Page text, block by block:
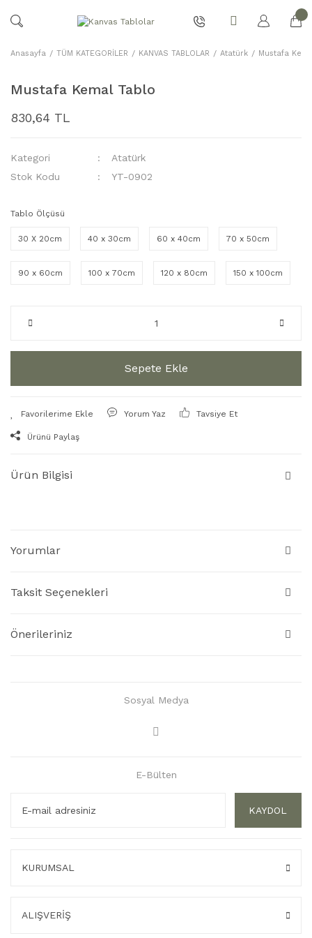
Anasayfa TÜM KATEGORİLER KANVAS TABLOLAR Atatürk Mustafa
Mustafa Kemal Tablo
830,64 TL
Kategori
Atatürk
Stok Kodu
YT-0902
Tablo Ölçüsü
30 X 20cm 40 x 30cm 60 x 40cm 70 x 50cm
90 x 60cm 100 x 70cm 120 x 80cm 150 x 100cm
Sepete Ekle
Yorum Yaz Tavsiye Et
Ürünü Paylaş
Ürün Bilgisi
Yorumlar
Taksit Seçenekleri
Önerileriniz
Sosyal Medya
E-Bülten
KAYDOL
KURUMSAL
ALIŞVERİŞ